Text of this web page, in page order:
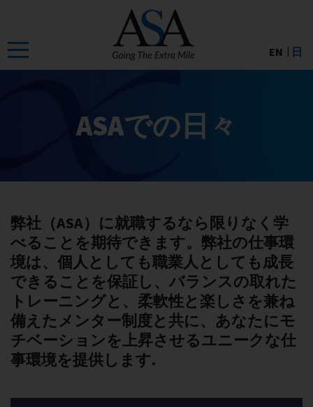
the
content
EN 日
ASAでの日々
弊社（ASA）に就職するなら限りなく学
べることを期待できます。弊社の仕事環
境は、個人としても職業人としても成長
できることを保証し、バランスの取れた
トレーニングと、柔軟性と楽しさを兼ね
備えたメンター制度と共に、あなたにモ
チベーションを上昇させるユニークな仕
事環境を提供します.